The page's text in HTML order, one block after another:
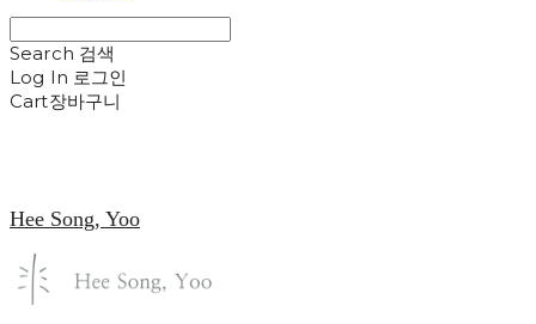
Search 검색
Log In 로그인
Cart장바구니
Hee Song, Yoo